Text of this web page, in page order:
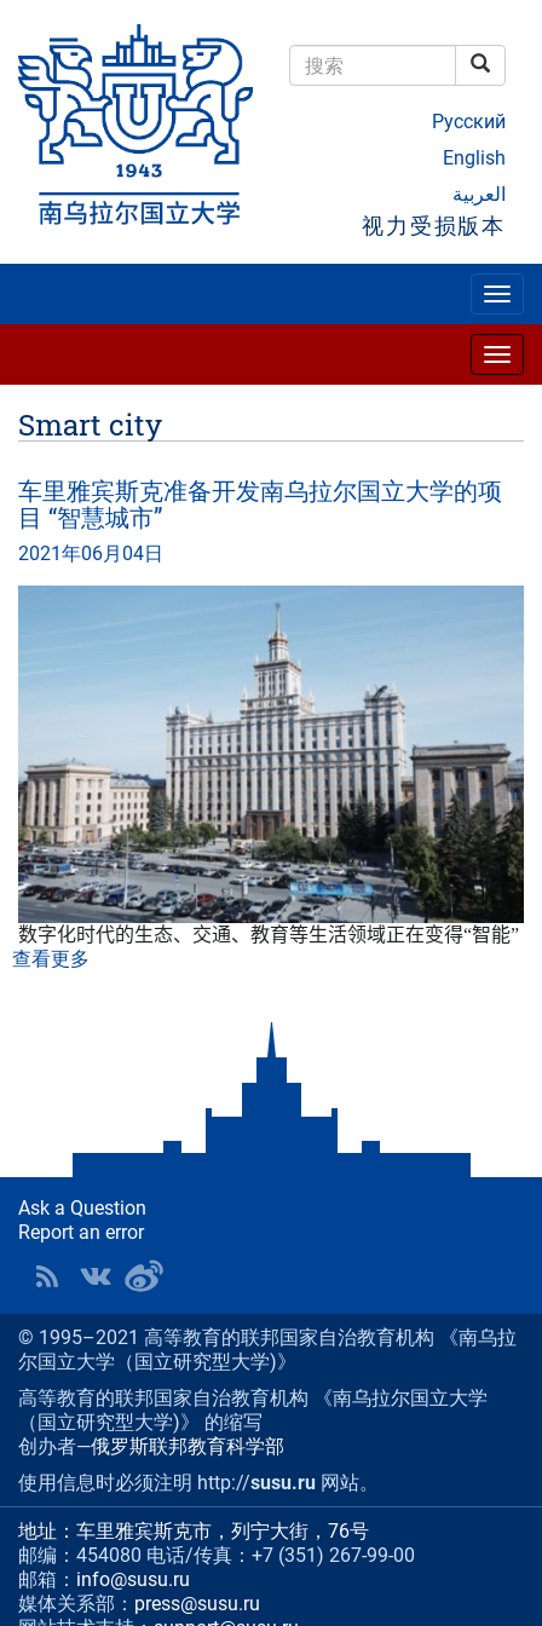
到
主
搜索
Русский
English
العربية
视力受损版本
Smart city
车里雅宾斯克准备开发南乌拉尔国立大学的项
目 “智慧城市”
2021年06月04日
数字化时代的生态、交通、教育等生活领域正在变得“智能”
查看更多
备
发
南
拉
国
立
大
学
的
项
“智
慧
城
市”
Ask a Question
Report an error
© 1995–2021 高等教育的联邦国家自治教育机构 《南乌拉
尔国立大学（国立研究型大学)》
高等教育的联邦国家自治教育机构 《南乌拉尔国立大学
（国立研究型大学)》 的缩写
创办者—俄罗斯联邦教育科学部
使用信息时必须注明 http://susu.ru 网站。
地址：车里雅宾斯克市，列宁大街，76号
邮编：454080 电话/传真：+7 (351) 267-99-00
邮箱： info@susu.ru
媒体关系部： press@susu.ru